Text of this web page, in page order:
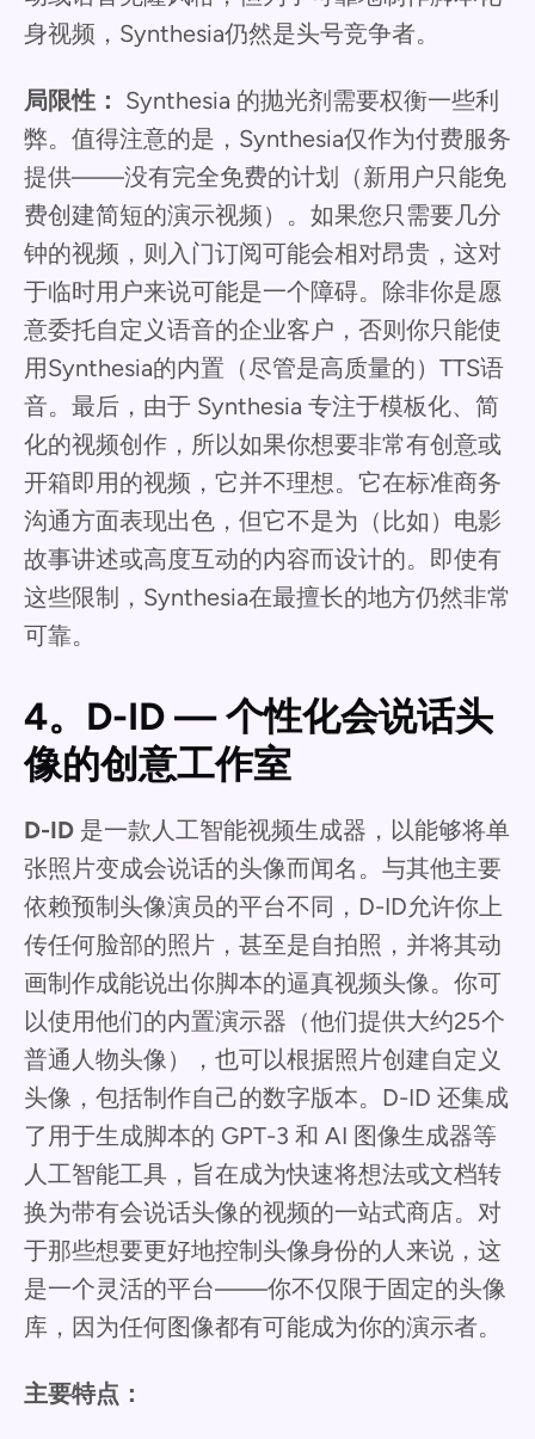
身视频，Synthesia仍然是头号竞争者。
局限性： Synthesia 的抛光剂需要权衡一些利
弊。值得注意的是，Synthesia仅作为付费服务
提供——没有完全免费的计划（新用户只能免
费创建简短的演示视频）。如果您只需要几分
钟的视频，则入门订阅可能会相对昂贵，这对
于临时用户来说可能是一个障碍。除非你是愿
意委托自定义语音的企业客户，否则你只能使
用Synthesia的内置（尽管是高质量的）TTS语
音。最后，由于 Synthesia 专注于模板化、简
化的视频创作，所以如果你想要非常有创意或
开箱即用的视频，它并不理想。它在标准商务
沟通方面表现出色，但它不是为（比如）电影
故事讲述或高度互动的内容而设计的。即使有
这些限制，Synthesia在最擅长的地方仍然非常
可靠。
4。D-ID — 个性化会说话头
像的创意工作室
D-ID 是一款人工智能视频生成器，以能够将单
张照片变成会说话的头像而闻名。与其他主要
依赖预制头像演员的平台不同，D-ID允许你上
传任何脸部的照片，甚至是自拍照，并将其动
画制作成能说出你脚本的逼真视频头像。你可
以使用他们的内置演示器（他们提供大约25个
普通人物头像），也可以根据照片创建自定义
头像，包括制作自己的数字版本。D-ID 还集成
了用于生成脚本的 GPT-3 和 AI 图像生成器等
人工智能工具，旨在成为快速将想法或文档转
换为带有会说话头像的视频的一站式商店。对
于那些想要更好地控制头像身份的人来说，这
是一个灵活的平台——你不仅限于固定的头像
库，因为任何图像都有可能成为你的演示者。
主要特点：